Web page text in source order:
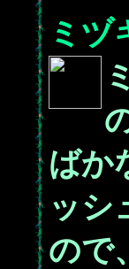
ミヅ
ばか
ッシ
ので